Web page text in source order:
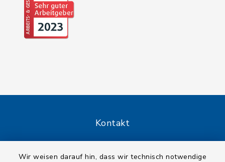
Wir weisen darauf hin, dass wir technisch notwendige
Kontakt